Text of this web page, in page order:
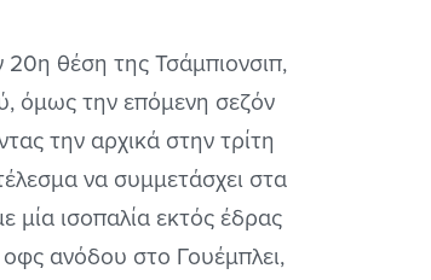
θέση της Τσάμπιονσιπ,
όμως την επόμενη σεζόν
την αρχικά στην τρίτη
να συμμετάσχει στα
μία ισοπαλία εκτός έδρας
οφς ανόδου στο Γουέμπλει,